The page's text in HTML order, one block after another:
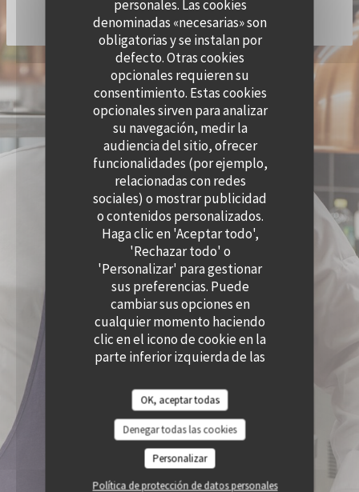
personales. Las cookies
denominadas «necesarias» son
obligatorias y se instalan por
defecto. Otras cookies
opcionales requieren su
consentimiento. Estas cookies
opcionales sirven para analizar
su navegación, medir la
audiencia del sitio, ofrecer
funcionalidades (por ejemplo,
relacionadas con redes
sociales) o mostrar publicidad
o contenidos personalizados.
Haga clic en 'Aceptar todo',
'Rechazar todo' o
'Personalizar' para gestionar
sus preferencias. Puede
cambiar sus opciones en
cualquier momento haciendo
clic en el icono de cookie en la
parte inferior izquierda de las
OK, aceptar todas
Denegar todas las cookies
Personalizar
Política de protección de datos personales
© 2026 QUAI OUEST — CREACIÓN DE PÁGINA WEB DE RESTAURANTE CON
ZENCHEF ((ABRE EN UNA NUEVA VENTANA))
MENCIONES LEGALES
((ABRE EN UNA NUEVA VENTANA))
TÉRMINOS DE USO
((ABRE EN UNA NUEVA
POLÍTICA DE PROTECCIÓN DE DATOS PERSONALES
((ABRE EN UNA NUEVA VENTANA))
POLÍTICA DE COOKIES
ACCESIBILIDAD
((ABRE EN UNA NUEVA VENTANA))